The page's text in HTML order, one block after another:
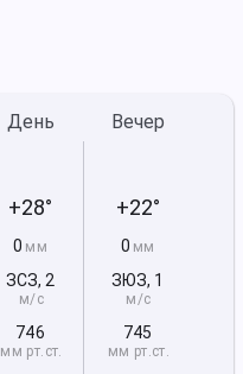
День
+28°
0 мм
ЗСЗ, 2
м/с
746
мм рт.ст.
Вечер
+22°
0 мм
ЗЮЗ, 1
м/с
745
мм рт.ст.